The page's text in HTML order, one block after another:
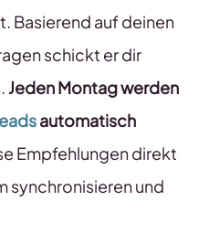
Basierend auf deinen
schickt er dir
Jeden Montag werden
automatisch
Empfehlungen direkt
synchronisieren und